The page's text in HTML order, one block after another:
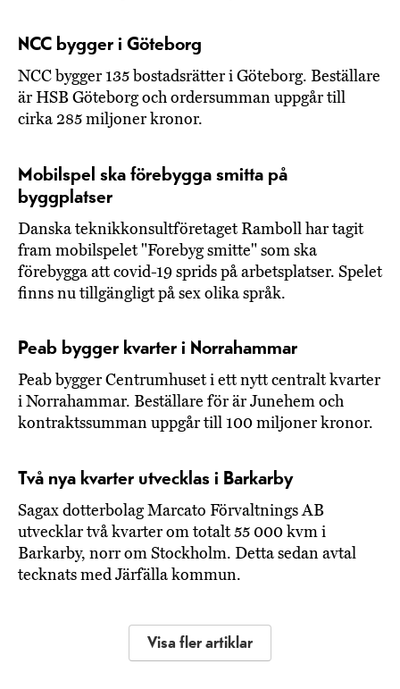
NCC bygger i Göteborg
NCC bygger 135 bostadsrätter i Göteborg. Beställare
är HSB Göteborg och ordersumman uppgår till
cirka 285 miljoner kronor.
Mobilspel ska förebygga smitta på
byggplatser
Danska teknikkonsultföretaget Ramboll har tagit
fram mobilspelet "Forebyg smitte" som ska
förebygga att covid-19 sprids på arbetsplatser. Spelet
finns nu tillgängligt på sex olika språk.
Peab bygger kvarter i Norrahammar
Peab bygger Centrumhuset i ett nytt centralt kvarter
i Norrahammar. Beställare för är Junehem och
kontraktssumman uppgår till 100 miljoner kronor.
Två nya kvarter utvecklas i Barkarby
Sagax dotterbolag Marcato Förvaltnings AB
utvecklar två kvarter om totalt 55 000 kvm i
Barkarby, norr om Stockholm. Detta sedan avtal
tecknats med Järfälla kommun.
Visa fler artiklar